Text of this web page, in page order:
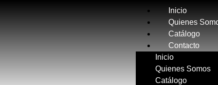
Inicio
Quienes
Catálogo
Contacto
Inicio
Quienes Somos
Catálogo